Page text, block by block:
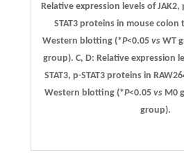
Relative expression levels of JAK2,
STAT3 proteins in mouse
Western blotting (*P<0.05vs WT
group). C, D: Relative expression
STAT3, p-STAT3 proteins in
Western blotting (*P<0.05 vsM0
group).